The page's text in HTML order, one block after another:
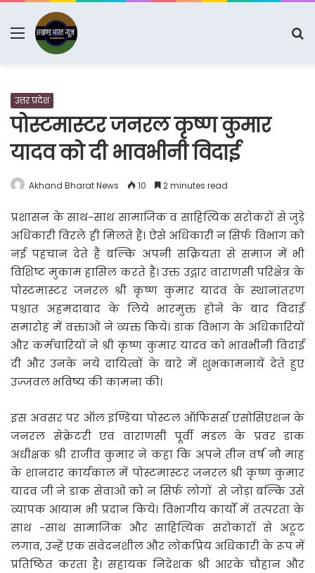
Menu
उत्तर प्रदेश
पोस्टमास्टर जनरल कृष्ण कुमार
यादव को दी भावभीनी विदाई
Akhand Bharat News 10 2 minutes read
प्रशासन के साथ-साथ सामाजिक व साहित्यिक सरोकरों से जुड़े
अधिकारी विरले ही मिलते हैं। ऐसे अधिकारी नसिर्फ विभाग को
नई पहचान देते हैं बल्कि अपनी सक्रियता से समाज में भी
विशिष्ट मुकाम हासिल करते हैं। उक्त उद्गार वाराणसी परिक्षेत्र के
पोस्टमास्टर जनरल श्री कृष्ण कुमार यादव के स्थानांतरण
पश्चात अहमदाबाद के लिये भारमुक्त होने के बाद विदाई
समारोह में वक्ताओं ने व्यक्त किये। डाक विभाग के अधिकारियों
और कर्मचारियों ने श्री कृष्ण कुमार यादव को भावभीनी विदाई
दी और उनके नये दायित्वों के बारे में शुभकामनायें देते हुए
उज्जवल भविष्य की कामना की।
इस अवसर पर ऑल इण्डिया पोस्टल ऑफिसर्स एसोसिएशन के
जनरल सेक्रेटरी एवं वाराणसी पूर्वी मंडल के प्रवर डाक
अधीक्षक श्री राजीव कुमार ने कहा कि अपने तीन वर्ष नौ माह
के शानदार कार्यकाल में पोस्टमास्टर जनरल श्री कृष्ण कुमार
यादव जी ने डाक सेवाओं को न सिर्फ लोगों से जोड़ा बल्कि उसे
व्यापक आयाम भी प्रदान किये। विभागीय कार्यों में तत्परता के
साथ -साथ सामाजिक और साहित्यिक सरोकारों से अटूट
लगाव, उन्हें एक संवेदनशील और लोकप्रिय अधिकारी के रूप में
प्रतिष्ठित करता है। सहायक निदेशक श्री आरके चौहान और